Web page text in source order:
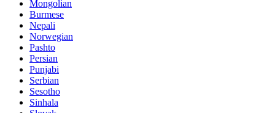
Mongolian
Burmese
Nepali
Norwegian
Pashto
Persian
Punjabi
Serbian
Sesotho
Sinhala